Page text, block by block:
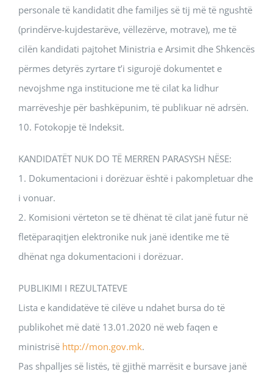
personale të kandidatit dhe familjes së tij më të ngushtë
(prindërve-kujdestarëve, vëllezërve, motrave), me të
cilën kandidati pajtohet Ministria e Arsimit dhe Shkencës
përmes detyrës zyrtare t’i sigurojë dokumentet e
nevojshme nga institucione me të cilat ka lidhur
marrëveshje për bashkëpunim, të publikuar në adrsën.
10. Fotokopje të Indeksit.
KANDIDATËT NUK DO TË MERREN PARASYSH NËSE:
1. Dokumentacioni i dorëzuar është i pakompletuar dhe
i vonuar.
2. Komisioni vërteton se të dhënat të cilat janë futur në
fletëparaqitjen elektronike nuk janë identike me të
dhënat nga dokumentacioni i dorëzuar.
PUBLIKIMI I REZULTATEVE
Lista e kandidatëve të cilëve u ndahet bursa do të
publikohet më datë 13.01.2020 në web faqen e
ministrisë http://mon.gov.mk.
Pas shpalljes së listës, të gjithë marrësit e bursave janë